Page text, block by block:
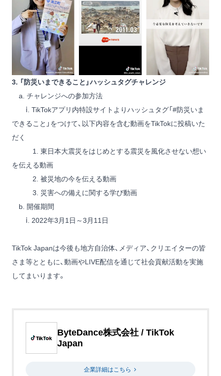
3. 「防災いまできること」ハッシュタグチャレンジ
a. チャレンジへの参加方法
ⅰ. TikTokアプリ内特設サイト よりハッシュタグ「#防災いま
できること」をつけて、以下内容を含む動画をTikTokに投稿いた
だく
1. 東日本大震災をはじめとする震災を風化させない想い
を伝える動画
2. 被災地の今を伝える動画
3. 災害への備えに関する学び動画
b. 開催期間
ⅰ. 2022年3月1日～3月11日
TikTok Japanは今後も地方自治体、メディア、クリエイターの皆
さま等とともに、動画やLIVE配信を通じて社会貢献活動を実施
してまいります。
ByteDance株式会社 / TikTok
Japan
企業詳細はこちら